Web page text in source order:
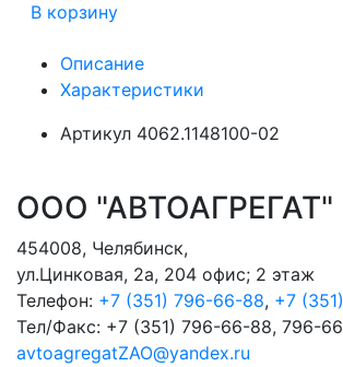
В корзину
Описание
Характеристики
Артикул 4062.1148100-02
ООО "АВТОАГРЕГАТ"
454008, Челябинск,
ул.Цинковая, 2а, 204 офис; 2 этаж
Телефон: +7 (351) 796-66-88, +7
Тел/Факс: +7 (351) 796-66-88, 796-
avtoagregatZAO@yandex.ru